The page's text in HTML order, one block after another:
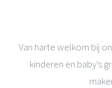
Van harte welkom bij
kinderen en baby’s